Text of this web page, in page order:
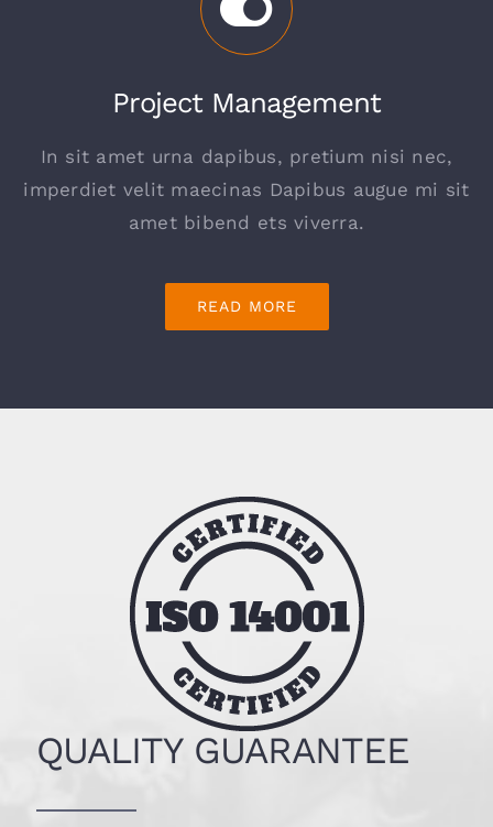
Project Management
In sit amet urna dapibus, pretium nisi nec,
imperdiet velit maecinas Dapibus augue mi sit
amet bibend ets viverra.
READ MORE
QUALITY GUARANTEE